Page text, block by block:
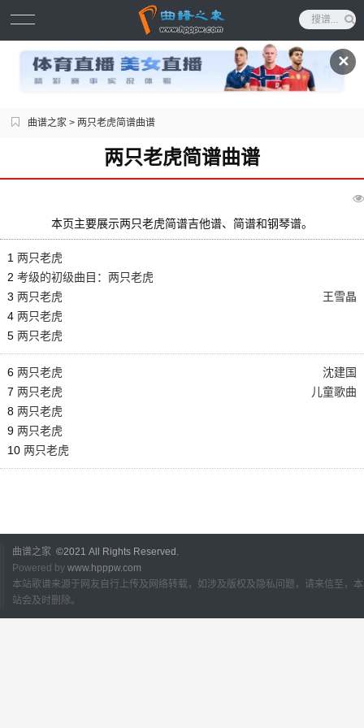
✕
曲谱之家 > 两只老虎简谱曲谱
两只老虎简谱曲谱
本页主要展示两只老虎简谱吉他谱、简谱和钢琴谱。
1 两只老虎
2 考级的初级曲目：两只老虎
3 两只老虎
王雪晶
4 两只老虎
5 两只老虎
6 两只老虎
沈建国
7 两只老虎
儿童歌曲
8 两只老虎
9 两只老虎
10 两只老虎
曲谱之家 ©2021 All Rights Reserved.
Powered by www.hpppw.com
本站歌谱来源于网友自行上传及网络转载，如涉及版权及隐私问题，请来信至，本
站会及时删除。